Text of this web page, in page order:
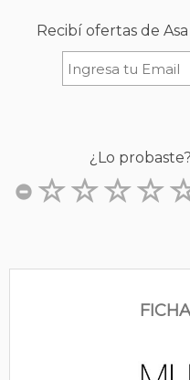
Recibí ofertas de
¿Lo